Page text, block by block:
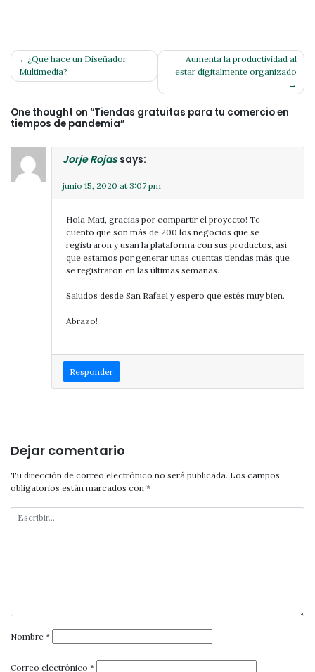
Navegación
de
entradas
¿Qué hace un Diseñador
Multimedia?
Aumenta la productividad al
estar digitalmente organizado
One thought on “Tiendas gratuitas para tu comercio en
tiempos de pandemia”
Jorje Rojas says:
junio 15, 2020 at 3:07 pm
Hola Mati, gracias por compartir el proyecto! Te
cuento que son más de 200 los negocios que se
registraron y usan la plataforma con sus productos, así
que estamos por generar unas cuentas tiendas más que
se registraron en las últimas semanas.
Saludos desde San Rafael y espero que estés muy bien.
Abrazo!
Responder
Dejar comentario
Tu dirección de correo electrónico no será publicada. Los campos
obligatorios están marcados con *
Nombre *
Correo electrónico *